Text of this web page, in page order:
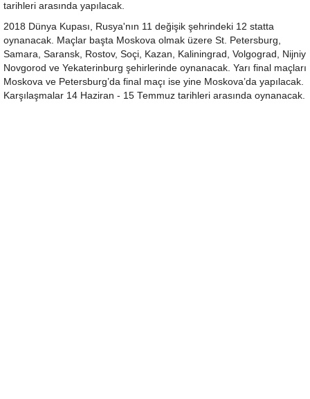
tarihleri arasında yapılacak.
2018 Dünya Kupası, Rusya'nın 11 değişik şehrindeki 12 statta
oynanacak. Maçlar başta Moskova olmak üzere St. Petersburg,
Samara, Saransk, Rostov, Soçi, Kazan, Kaliningrad, Volgograd, Nijniy
Novgorod ve Yekaterinburg şehirlerinde oynanacak. Yarı final maçları
Moskova ve Petersburg’da final maçı ise yine Moskova’da yapılacak.
Karşılaşmalar 14 Haziran - 15 Temmuz tarihleri arasında oynanacak.